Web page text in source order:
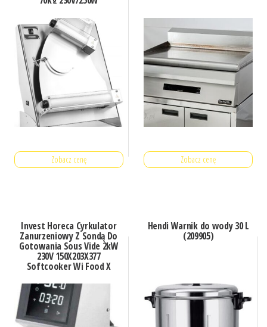
Zobacz cenę Zobacz cenę
Invest Horeca Cyrkulator
Zanurzeniowy Z Sondą Do
Gotowania Sous Vide 2kW
230V 150X203X377
Softcooker Wi Food X
Hendi Warnik do wody 30 L
(209905)